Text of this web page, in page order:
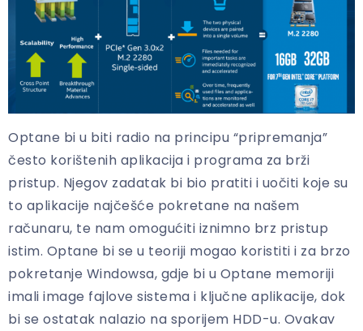
Optane bi u biti radio na principu “pripremanja”
često korištenih aplikacija i programa za brži
pristup. Njegov zadatak bi bio pratiti i uočiti koje su
to aplikacije najčešće pokretane na našem
računaru, te nam omogućiti iznimno brz pristup
istim. Optane bi se u teoriji mogao koristiti i za brzo
pokretanje Windowsa, gdje bi u Optane memoriji
imali image fajlove sistema i ključne aplikacije, dok
bi se ostatak nalazio na sporijem HDD-u. Ovakav